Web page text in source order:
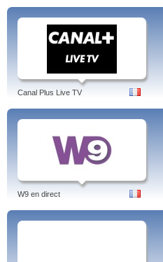
Canal Plus Live TV
W9 en direct